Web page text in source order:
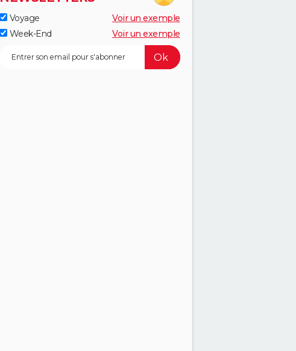
Voyage
Voir un exemple
Week-End
Voir un exemple